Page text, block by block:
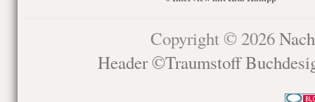
Copyright © 2026
Header ©Traumstoff